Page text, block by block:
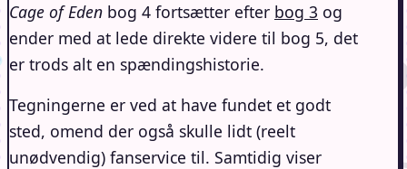
Cage of Eden bog 4 fortsætter efter bog 3 og
ender med at lede direkte videre til bog 5, det
er trods alt en spændingshistorie.
Tegningerne er ved at have fundet et godt
sted, omend der også skulle lidt (reelt
unødvendig) fanservice til. Samtidig viser